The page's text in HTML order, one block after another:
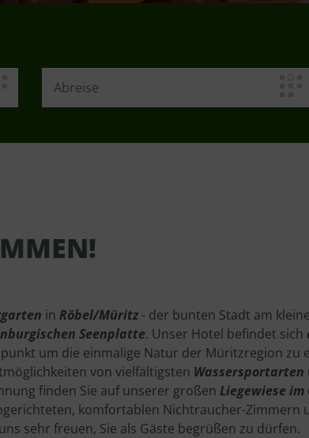
in Röbel/Müritz- der bunten Stadt am
Seenplatte. Unser Hotel befindet sich
um die einmalige Natur der Müritzregion zu
von vielfältigsten Wassersportarten
finden Sie auf unserer großen Liegewiese im
komfortablen Nichtraucher-Zimmern
sehr freuen, Sie als Gäste begrüßen zu dürfen.